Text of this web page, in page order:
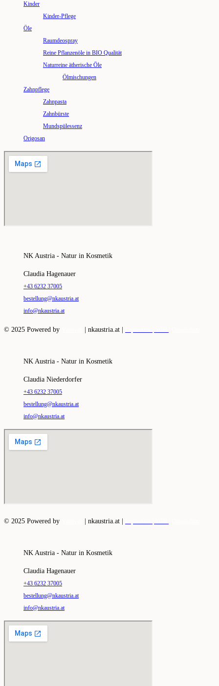
Kinder
Kinder-Pflege
Öle
Raumdeospray
Reine Pflanzenöle in BIO Qualität
Naturreine ätherische Öle
Ölmischungen
Zahnpflege
Zahnpasta
Zahnbürste
Mundspülessenz
Origosan
NK Austria - Natur in Kosmetik
Claudia Hagenauer
+43 6232 37005
bestellung@nkaustria.at
info@nkaustria.at
© 2025 Powered by nkaustria.at |
NK Austria - Natur in Kosmetik
Claudia Niederdorfer
+43 6232 37005
bestellung@nkaustria.at
info@nkaustria.at
© 2025 Powered by nkaustria.at |
NK Austria - Natur in Kosmetik
Claudia Hagenauer
+43 6232 37005
bestellung@nkaustria.at
info@nkaustria.at